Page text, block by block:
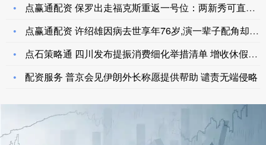
点赢通配资 保罗出走福克斯重返一号位：两新秀可直入轮换 健康
点赢通配资 许绍雄因病去世享年76岁,演一辈子配角却从不提显
点石策略通 四川发布提振消费细化举措清单 增收休假、生儿育女
配资服务 普京会见伊朗外长称愿提供帮助 谴责无端侵略